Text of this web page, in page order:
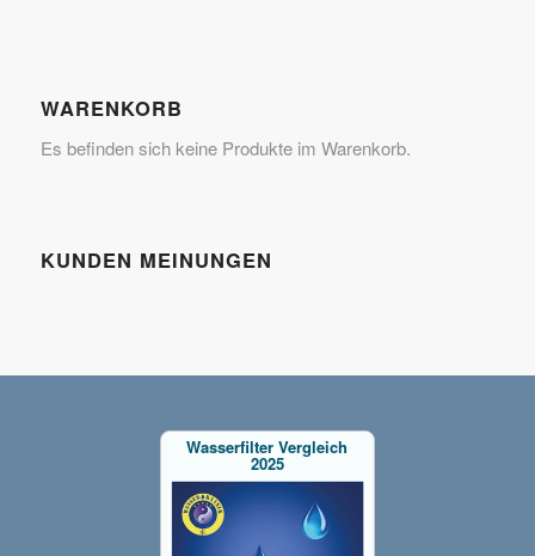
WARENKORB
Es befinden sich keine Produkte im Warenkorb.
KUNDEN MEINUNGEN
Wasserfilter Vergleich
2025